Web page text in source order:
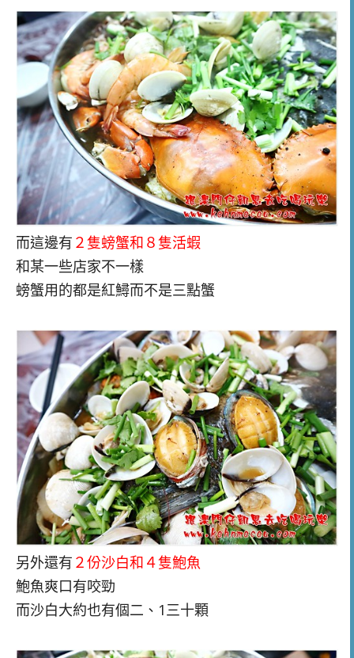
而這邊有 ２隻螃蟹和８隻活蝦
和某一些店家不一樣
螃蟹用的都是紅鱘而不是三點蟹
另外還有 ２份沙白和４隻鮑魚
鮑魚爽口有咬勁
而沙白大約也有個二 、1 三十顆